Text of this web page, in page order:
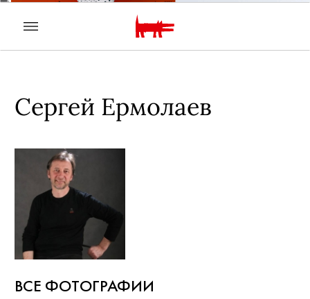
Сергей Ермолаев
ВСЕ ФОТОГРАФИИ